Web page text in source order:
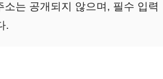
소는 공개되지 않으며, 필수 입력
.